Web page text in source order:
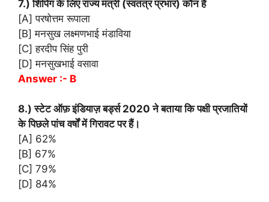
7.) शिपिंग के लिए राज्य मंत्री (स्वतंत्र प्रभार) कौन है
[A] परषोत्तम रूपाला
[B] मनसुख लक्ष्मणभाई मंडाविया
[C] हरदीप सिंह पुरी
[D] मनसुखभाई वसावा
Answer :- B
8.) स्टेट ऑफ़ इंडियाज़ बर्ड्स 2020 ने बताया कि पक्षी प्रजातियों
के पिछले पांच वर्षों में गिरावट पर हैं।
[A] 62%
[B] 67%
[C] 79%
[D] 84%